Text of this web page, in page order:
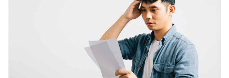
ข่าวสาร กิจกรรม และโปรโมชัน